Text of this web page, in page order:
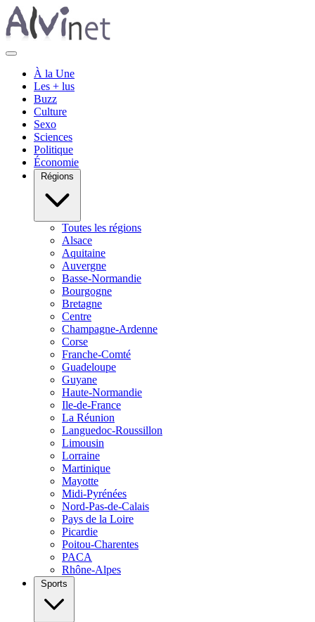
À la Une
Les + lus
Buzz
Culture
Sexo
Sciences
Politique
Économie
Régions
Toutes les régions
Alsace
Aquitaine
Auvergne
Basse-Normandie
Bourgogne
Bretagne
Centre
Champagne-Ardenne
Corse
Franche-Comté
Guadeloupe
Guyane
Haute-Normandie
Ile-de-France
La Réunion
Languedoc-Roussillon
Limousin
Lorraine
Martinique
Mayotte
Midi-Pyrénées
Nord-Pas-de-Calais
Pays de la Loire
Picardie
Poitou-Charentes
PACA
Rhône-Alpes
Sports